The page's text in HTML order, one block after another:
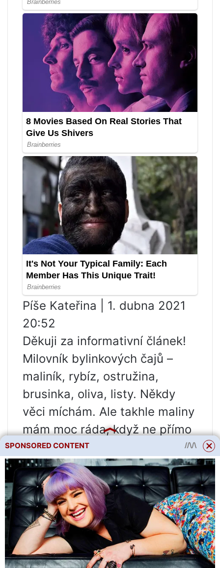
Píše Kateřina | 1. dubna 2021
20:52
Děkuji za informativní článek!
Milovník bylinkových čajů –
maliník, rybíz, ostružina,
brusinka, oliva, listy. Někdy
věci míchám. Ale takhle maliny
mám moc ráda, když ne přímo
z keře: trochu smetany, medu
a sody. Ukazuje se, že není
kyselé, velmi aromatické a
vzdušné. hmota je plná bublin!
lepší než jakýkoli dort.
SPONSORED CONTENT